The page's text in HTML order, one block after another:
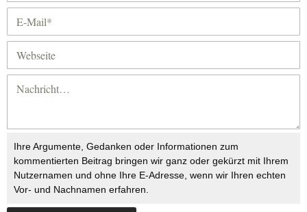
Ihre Argumente, Gedanken oder Informationen zum
kommentierten Beitrag bringen wir ganz oder gekürzt mit Ihrem
Nutzernamen und ohne Ihre E-Adresse, wenn wir Ihren echten
Vor- und Nachnamen erfahren.